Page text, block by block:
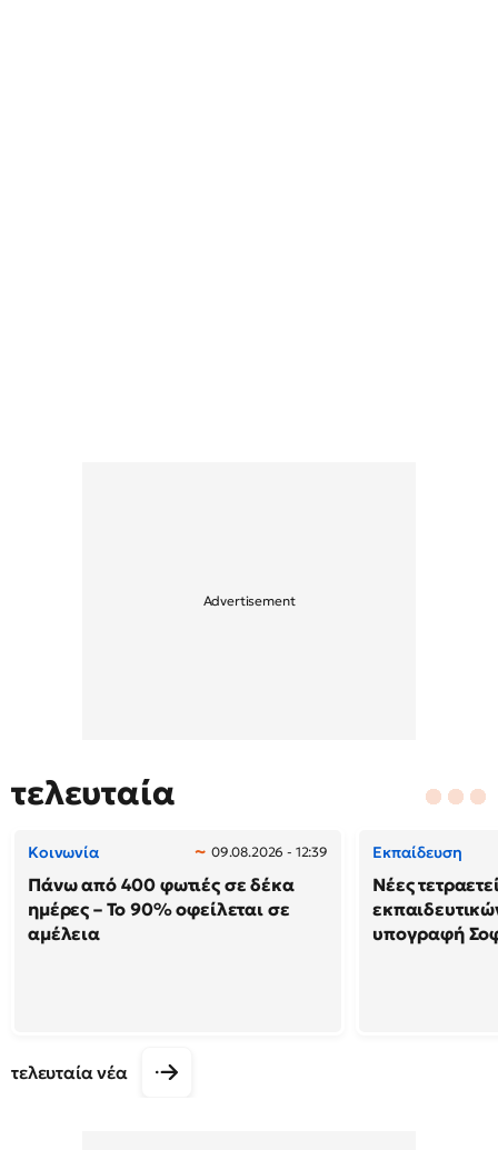
τελευταία
Κοινωνία 09.08.2026 - 12:39
Πάνω από 400 φωτιές σε δέκα
ημέρες – Το 90% οφείλεται σε
αμέλεια
Εκπαίδευση
Νέες
υπογραφή
τελευταία νέα